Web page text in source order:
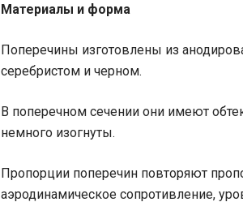
Материалы и форма
Поперечины изготовлены из
серебристом и черном.
В поперечном сечении они имеют
немного изогнуты.
Пропорции поперечин повторяют
аэродинамическое сопротивление,